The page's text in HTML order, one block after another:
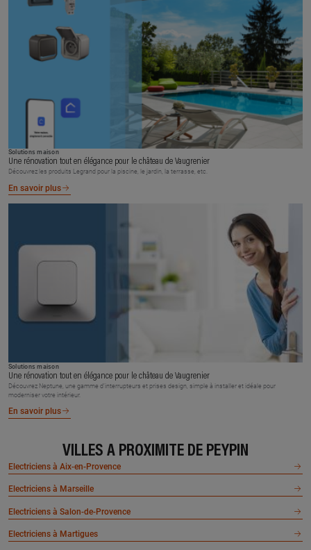
Solutions maison
Une rénovation tout en élégance pour le château de Vaugrenier
Découvrez les produits Legrand pour la piscine, le jardin, la terrasse, etc.
En savoir plus
Solutions maison
Une rénovation tout en élégance pour le château de Vaugrenier
Découvrez Neptune, une gamme d’interrupteurs et prises design, simple à installer et idéale pour
moderniser votre intérieur.
En savoir plus
VILLES À PROXIMITÉ DE PEYPIN
Electriciens à Aix-en-Provence
Electriciens à Marseille
Electriciens à Salon-de-Provence
Electriciens à Martigues